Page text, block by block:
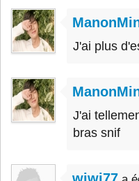
J'ai plus
J'ai
bras snif